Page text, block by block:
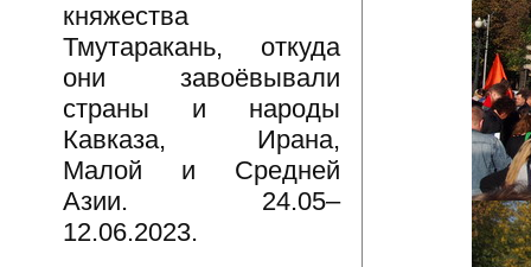
княжества
Тмутаракань, откуда
они завоёвывали
страны и народы
Кавказа, Ирана,
Малой и Средней
Азии. 24.05–
12.06.2023.